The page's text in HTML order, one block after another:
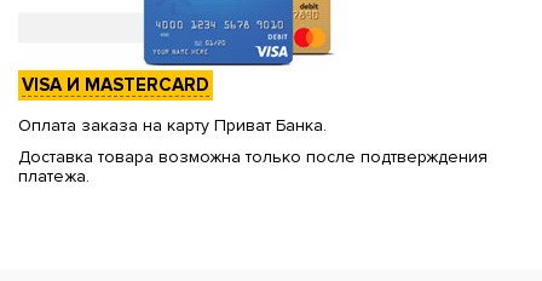
VISA И MASTERCARD
Оплата заказа на карту Приват Банка.
Доставка товара возможна только после подтверждения
платежа.